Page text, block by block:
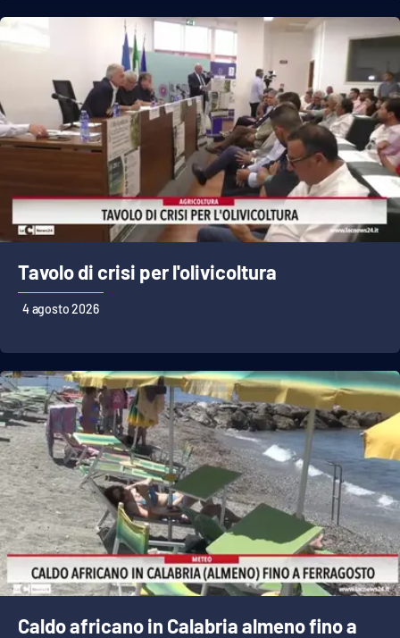
Tavolo di crisi per l'olivicoltura
4 agosto 2026
Caldo africano in Calabria almeno fino a